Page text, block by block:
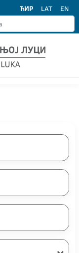
ЋИР LAT EN